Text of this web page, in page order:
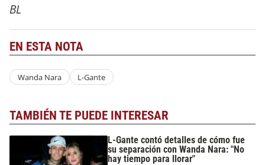
BL
EN ESTA NOTA
Wanda Nara L-Gante
TAMBIÉN TE PUEDE INTERESAR
L-Gante contó detalles de cómo fue
su separación con Wanda Nara: "No
hay tiempo para llorar"